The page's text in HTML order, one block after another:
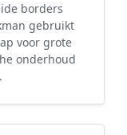
borders
gebruikt
voor grote
onderhoud